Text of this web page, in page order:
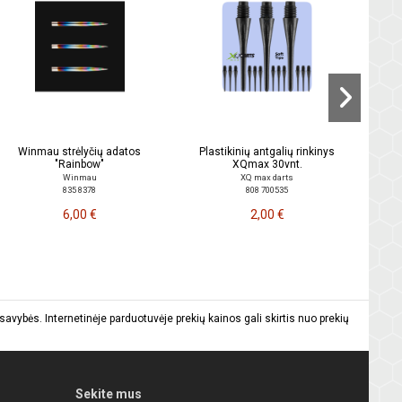
Winmau strėlyčių adatos
"Rainbow"
Winmau
835 8378
6,00 €
Plastikinių antgalių rinkinys
XQmax 30vnt.
XQ max darts
808 700535
2,00 €
Internetinėje parduotuvėje prekių kainos gali skirtis nuo prekių
Sekite mus